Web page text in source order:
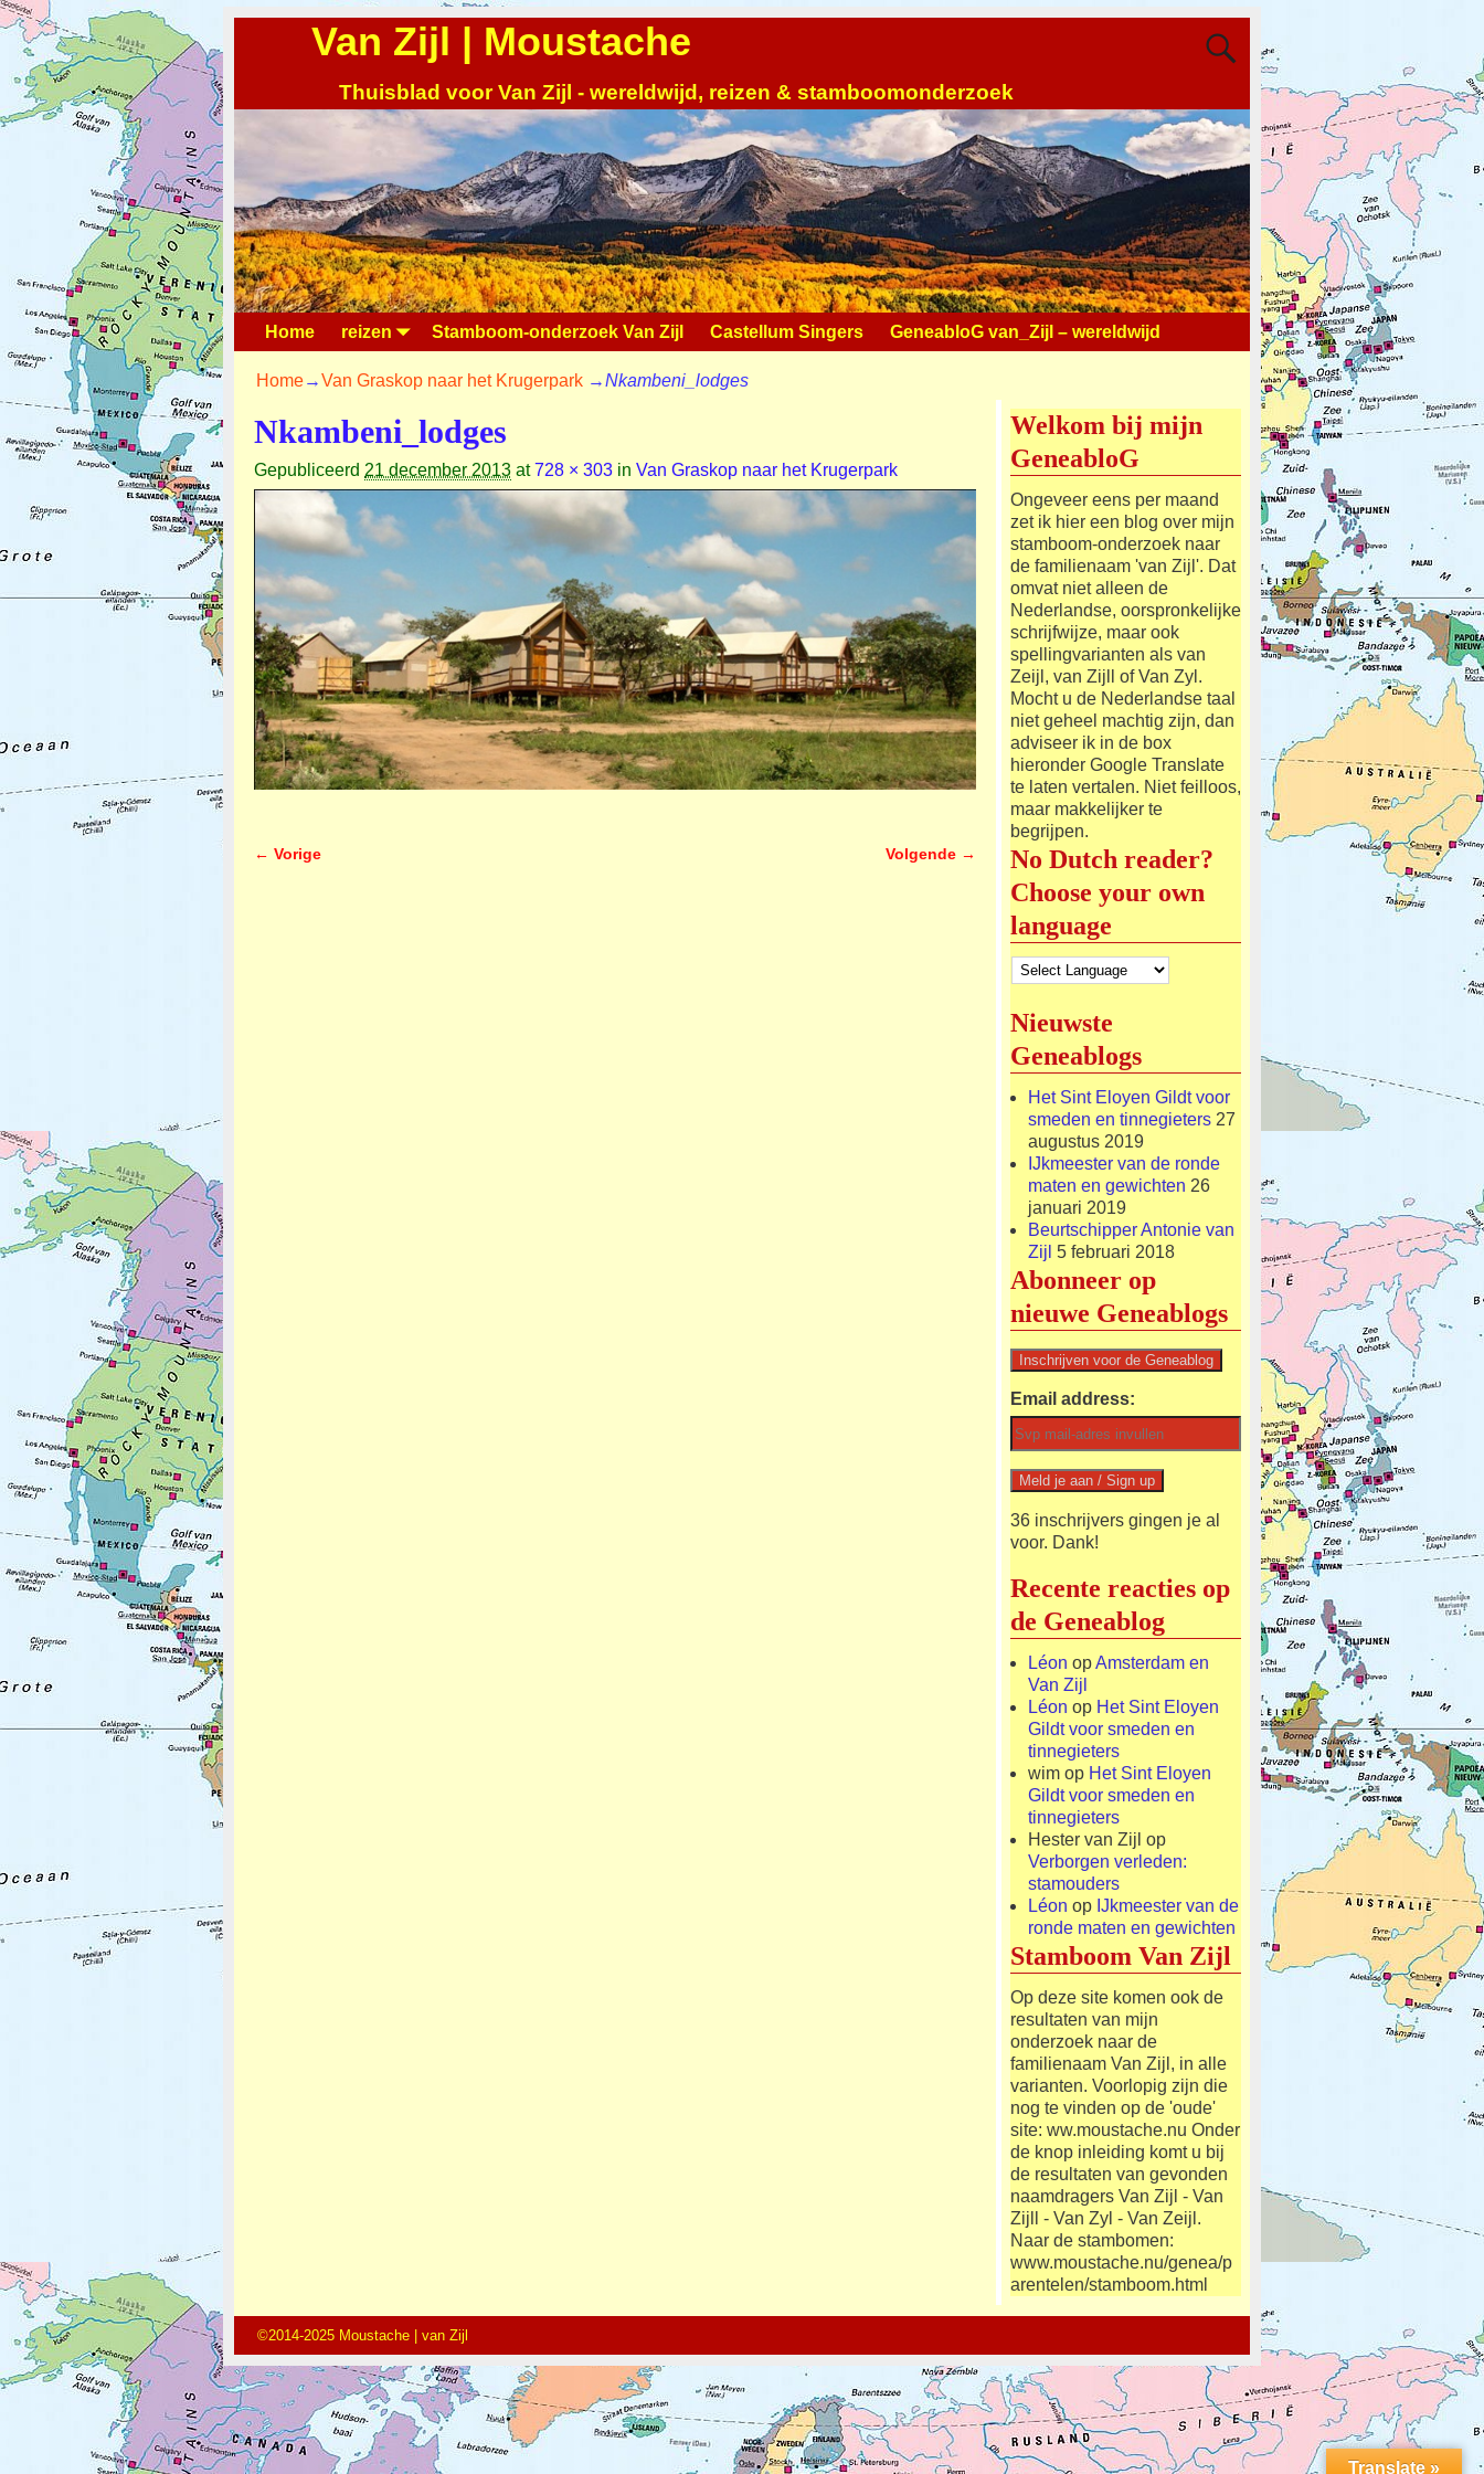
Van Zijl | Moustache
Thuisblad voor Van Zijl - wereldwijd, reizen & stamboomonderzoek
Home reizen Stamboom-onderzoek Van Zijl Castellum Singers GeneabloG van_Zijl – wereldwijd
Home→Van Graskop naar het Krugerpark →Nkambeni_lodges
Nkambeni_lodges
Gepubliceerd 21 december 2013 at728 × 303 inVan Graskop naar het Krugerpark
← Vorige Volgende →
Welkom bij mijn
GeneabloG
Ongeveer eens per maand
zet ik hier een blog over mijn
stamboom-onderzoek naar
de familienaam 'van Zijl'. Dat
omvat niet alleen de
Nederlandse, oorspronkelijke
schrijfwijze, maar ook
spellingvarianten als van
Zeijl, van Zijll of Van Zyl.
Mocht u de Nederlandse taal
niet geheel machtig zijn, dan
adviseer ik in de box
hieronder Google Translate
te laten vertalen. Niet feilloos,
maar makkelijker te
begrijpen.
No Dutch reader?
Choose your own
language
Nieuwste
Geneablogs
Het Sint Eloyen Gildt voor
smeden en tinnegieters 27
augustus 2019
IJkmeester van de ronde
maten en gewichten 26
januari 2019
Beurtschipper Antonie van
Zijl 5 februari 2018
Abonneer op
nieuwe Geneablogs
Email address:
36 inschrijvers gingen je al
voor. Dank!
Recente reacties op
de Geneablog
Léon opAmsterdam en
Van Zijl
Léon op Het Sint Eloyen
Gildt voor smeden en
tinnegieters
wim op Het Sint Eloyen
Gildt voor smeden en
tinnegieters
Hester van Zijl op
Verborgen verleden:
stamouders
Léon op IJkmeester van de
ronde maten en gewichten
Stamboom Van Zijl
Op deze site komen ook de
resultaten van mijn
onderzoek naar de
familienaam Van Zijl, in alle
varianten. Voorlopig zijn die
nog te vinden op de 'oude'
site: ww.moustache.nu Onder
de knop inleiding komt u bij
de resultaten van gevonden
naamdragers Van Zijl - Van
Zijll - Van Zyl - Van Zeijl.
Naar de stambomen:
www.moustache.nu/genea/p
arentelen/stamboom.html
©2014-2025 Moustache | van Zijl
Translate »